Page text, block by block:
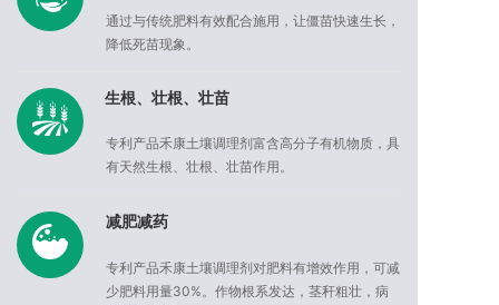
通过与传统肥料有效配合施用，让僵苗快速生长，
降低死苗现象。
生根、壮根、壮苗
专利产品禾康土壤调理剂富含高分子有机物质，具
有天然生根、壮根、壮苗作用。
减肥减药
专利产品禾康土壤调理剂对肥料有增效作用，可减
少肥料用量30%。作物根系发达，茎秆粗壮，病